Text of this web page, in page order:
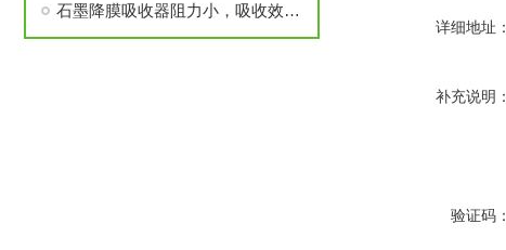
石墨降膜吸收器阻力小，吸收效率高
详细地址：
补充说明：
验证码：